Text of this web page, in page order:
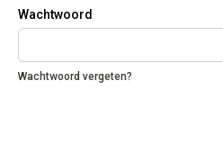
Wachtwoord
Wachtwoord vergeten?